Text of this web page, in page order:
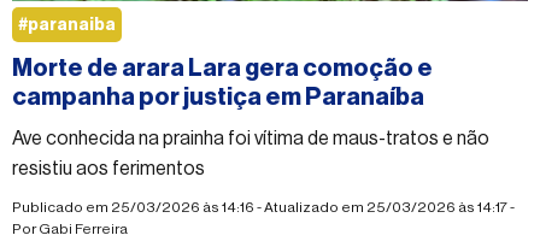
Morte de arara Lara gera comoção e
campanha por justiça em Paranaíba
Ave conhecida na prainha foi vítima de maus-tratos e não
resistiu aos ferimentos
Publicado em 25/03/2026 às 14:16 - Atualizado em 25/03/2026 às 14:17 -
PorGabi Ferreira
#paranaiba